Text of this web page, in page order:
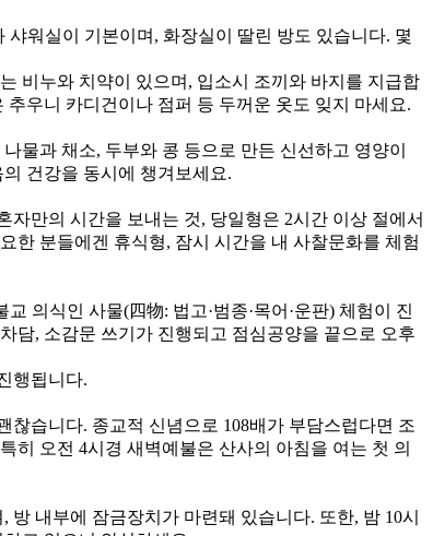
워실이 기본이며, 화장실이 딸린 방도 있습니다. 몇
비누와 치약이 있으며, 입소시 조끼와 바지를 지급합
우니 카디건이나 점퍼 등 두꺼운 옷도 잊지 마세요.
물과 채소, 두부와 콩 등으로 만든 신선하고 영양이
건강을 동시에 챙겨보세요.
만의 시간을 보내는 것, 당일형은 2시간 이상 절에서
한 분들에겐 휴식형, 잠시 시간을 내 사찰문화를 체험
의식인 사물(四物: 법고·범종·목어·운판) 체험이 진
담, 소감문 쓰기가 진행되고 점심공양을 끝으로 오후
행됩니다.
습니다. 종교적 신념으로 108배가 부담스럽다면 조
히 오전 4시경 새벽예불은 산사의 아침을 여는 첫 의
내부에 잠금장치가 마련돼 있습니다. 또한, 밤 10시